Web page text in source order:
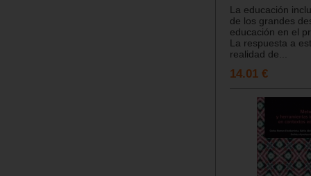
La educación
de los grandes
educación en el
La respuesta a
realidad de...
14.01 €